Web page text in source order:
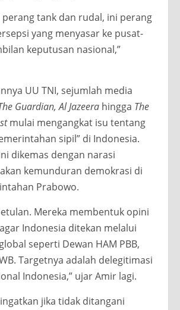
perang tank dan rudal, ini perang
yang menyasar ke pusat-
keputusan nasional,”
UU TNI, sejumlah media
Guardian, Al Jazeera hingga The
mulai mengangkat isu tentang
sipil” di Indonesia.
dikemas dengan narasi
kemunduran demokrasi di
Prabowo.
Mereka membentuk opini
Indonesia ditekan melalui
seperti Dewan HAM PBB,
Targetnya adalah delegitimasi
Indonesia,” ujar Amir lagi.
jika tidak ditangani